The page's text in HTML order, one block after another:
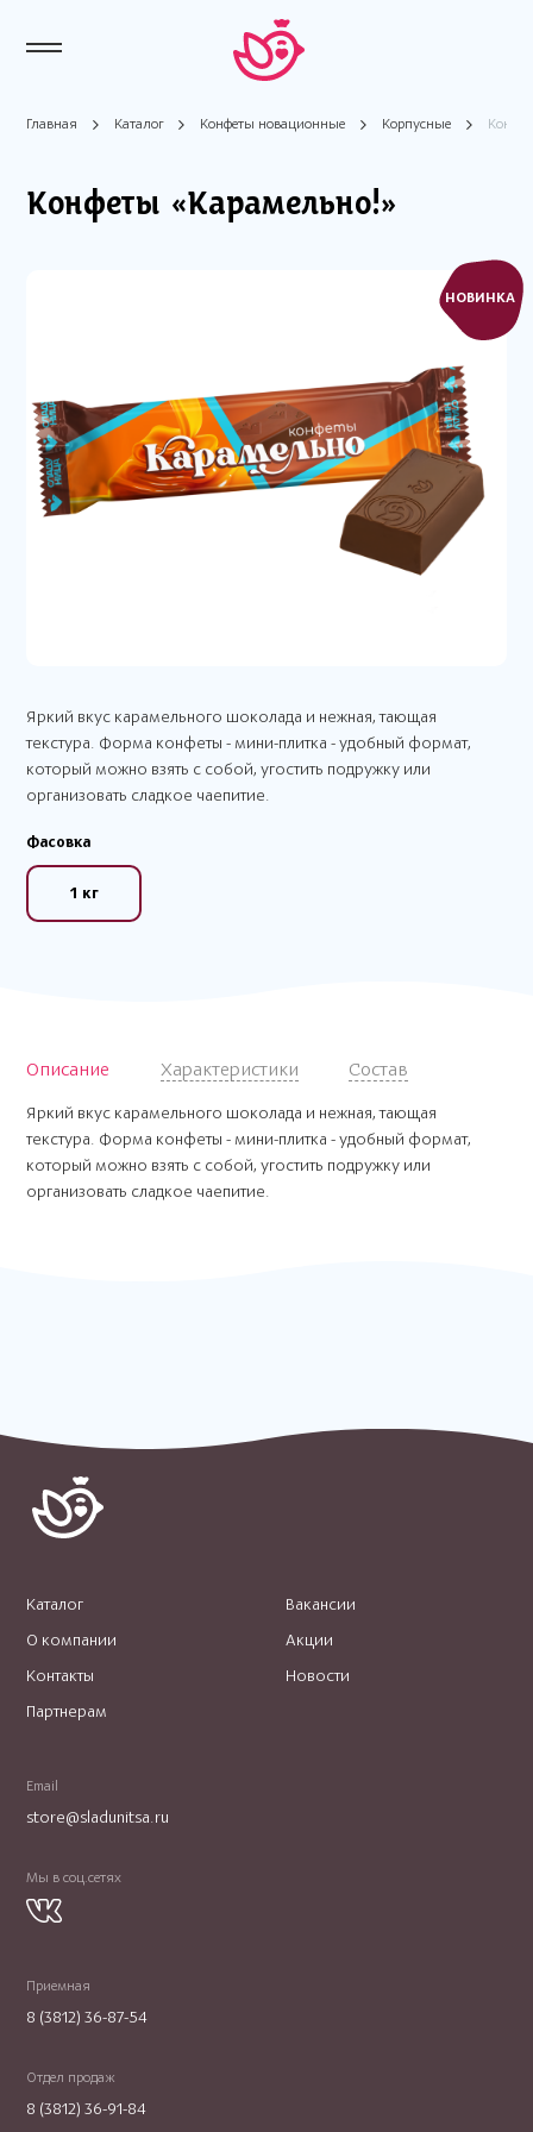
Главная Каталог Конфеты новационные Корпусные
НОВИНКА
Конфеты «Карамельно!»
Яркий вкус карамельного шоколада и нежная, тающая
текстура. Форма конфеты - мини-плитка - удобный формат,
который можно взять с собой, угостить подружку или
организовать сладкое чаепитие.
Фасовка
1 кг
Описание Характеристики Состав
Яркий вкус карамельного шоколада и нежная, тающая
текстура. Форма конфеты - мини-плитка - удобный формат,
который можно взять с собой, угостить подружку или
организовать сладкое чаепитие.
Каталог
О компании
Контакты
Партнерам
Вакансии
Акции
Новости
Email
store@sladunitsa.ru
Мы в соц.сетях
Приемная
8 (3812) 36-87-54
Отдел продаж
8 (3812) 36-91-84